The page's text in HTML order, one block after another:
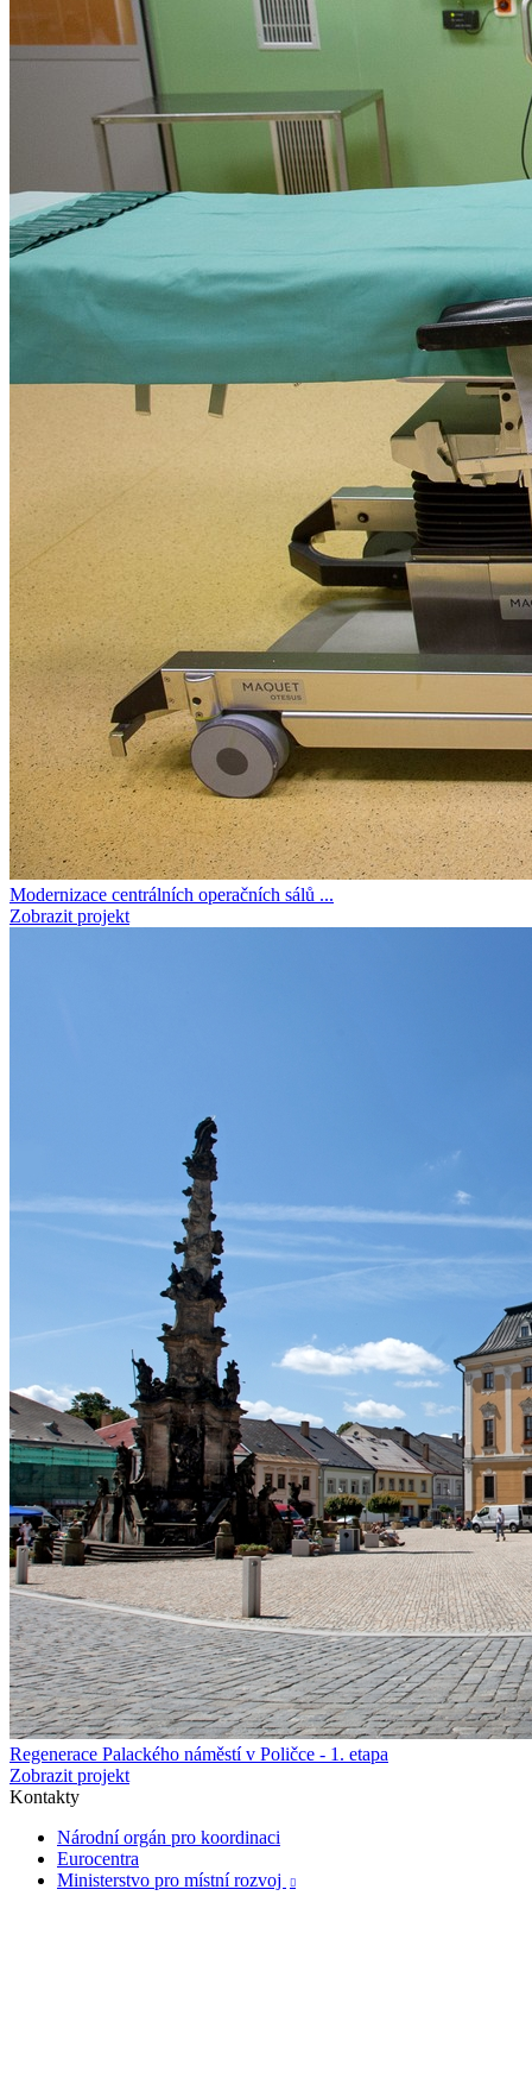
Modernizace centrálních operačních sálů ...
Zobrazit projekt
Regenerace Palackého náměstí v Poličce - 1. etapa
Zobrazit projekt
Kontakty
Národní orgán pro koordinaci
Eurocentra
Ministerstvo pro místní rozvoj
